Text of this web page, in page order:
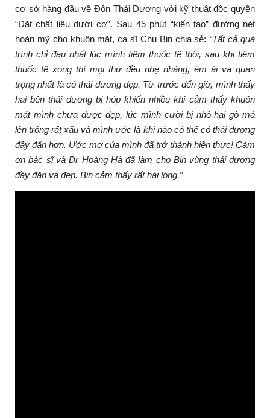
cơ sở hàng đầu về Độn Thái Dương với kỹ thuật độc quyền
“Đặt chất liệu dưới cơ”. Sau 45 phút “kiến tạo” đường nét
hoàn mỹ cho khuôn mặt, ca sĩ Chu Bin chia sẻ: “Tất cả quá
trình chỉ đau nhất lúc mình tiêm thuốc tê thôi, sau khi tiêm
thuốc tê xong thì mọi thứ đều nhẹ nhàng, êm ái và quan
trọng nhất là có thái dương đẹp. Từ trước đến giờ, mình thấy
hai bên thái dương bị hóp khiến nhiều khi cảm thấy khuôn
mặt mình chưa được đẹp, lúc mình cười bị nhô hai gò má
lên trông rất xấu và mình ước là khi nào có thể có thái dương
đầy đặn hơn. Ước mơ của mình đã trở thành hiện thực! Cảm
ơn bác sĩ và Dr Hoàng Hà đã làm cho Bin vùng thái dương
đầy đặn và đẹp. Bin cảm thấy rất hài lòng.”